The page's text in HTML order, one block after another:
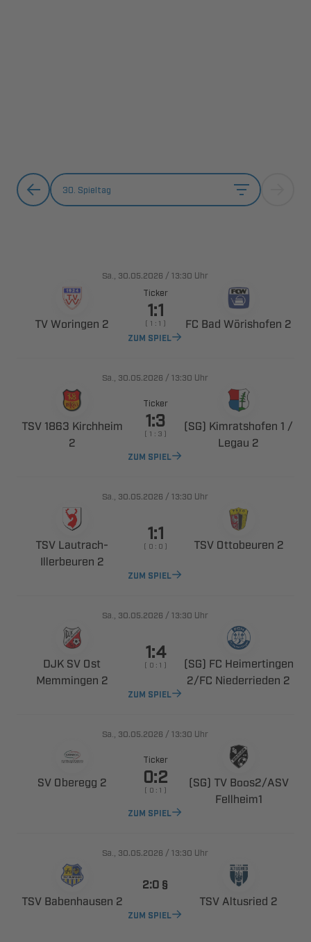
30. Spieltag
.,  / Uhr
  
Ticker

        
ZUM SPIEL
.,  / Uhr
  

Ticker

    
   
 
ZUM SPIEL
.,  / Uhr
 ​
 

       
ZUM SPIEL
.,  / Uhr
  
 

    
  
​  
ZUM SPIEL
.,  / Uhr
  
Ticker

    
  ​

ZUM SPIEL
.,  / Uhr
  
 
  
ZUM SPIEL